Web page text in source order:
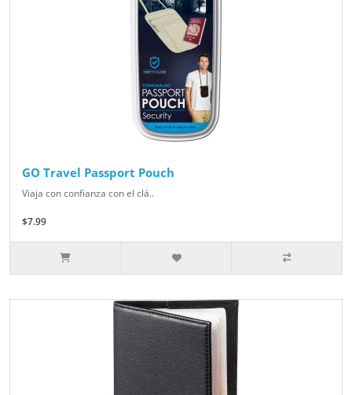
GO Travel Passport Pouch
Viaja con confianza con el clá..
$7.99